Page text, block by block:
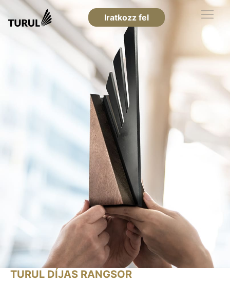
Iratkozz fel
TURUL DÍJAS RANGSOR